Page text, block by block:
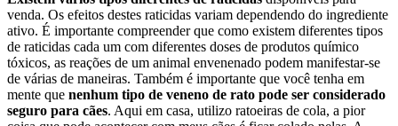
venda. Os efeitos destes raticidas variam dependendo do ingrediente
ativo. É importante compreender que como existem diferentes tipos
de raticidas cada um com diferentes doses de produtos químico
tóxicos, as reações de um animal envenenado podem manifestar-se
de várias de maneiras. Também é importante que você tenha em
mente que nenhum tipo de veneno de rato pode ser considerado
seguro para cães. Aqui em casa, utilizo ratoeiras de cola, a pior